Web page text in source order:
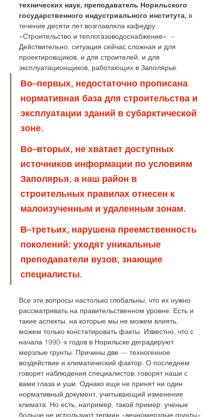
технических наук, преподаватель Норильского
государственного индустриального института, в
течение десяти лет возглавляла кафедру
«Строительство и теплогазоводоснабжение»: –
Действительно, ситуация сейчас сложная и для
проектировщиков, и для строителей, и для
эксплуатационщиков, работающих в Заполярье.
Во–первых, недостаточно прописана
нормативная база для строительства и
эксплуатации зданий в субарктической
зоне.
Во–вторых, не хватает доступных
источников информации по условиям
Заполярья, а наш район в
строительных правилах отнесен к
малоизученным и удаленным зонам.
В–третьих, нарушена преемственность
поколений: уходят уникальные
преподаватели вузов, знающие
специалисты.
Все эти вопросы настолько глобальны, что их нужно
рассматривать на правительственном уровне. Есть и
такие аспекты, на которые мы не можем влиять,
можем только констатировать факты. Известно, что с
начала 1990–х годов в Норильске деградируют
мерзлые грунты. Причины две — техногенное
воздействие и климатический фактор. О последнем
говорят наблюдения специалистов, говорят наши с
вами глаза и уши. Однако еще не принят ни один
нормативный документ, учитывающий изменение
климата. Но есть, например, такой пример: ученые
больше не используют термин «вечномерзлые грунты»